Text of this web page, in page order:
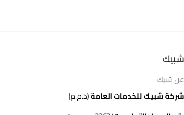
شبيك
عن شبيك
شركة شبيك للخدمات العامة(ذ.م.م)